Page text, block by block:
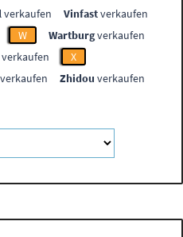
verkaufen Vinfastverkaufen
W Wartburgverkaufen
verkaufen
X
verkaufen Zhidou verkaufen